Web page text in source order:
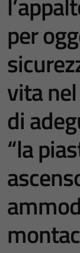
per
vita
di
“la